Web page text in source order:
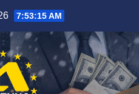
7:53:16 AM